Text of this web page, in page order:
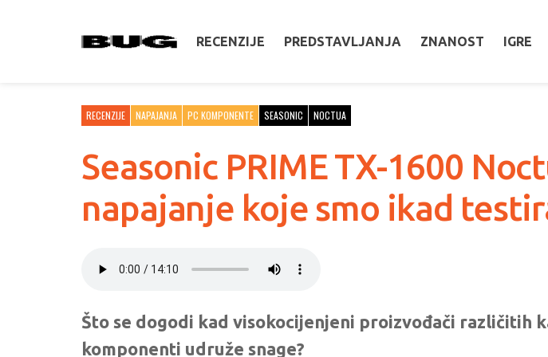
RECENZIJE PREDSTAVLJANJA ZNANOST IGRE
RECENZIJE NAPAJANJA PC KOMPONENTE SEASONIC NOCTUA
Seasonic PRIME TX-1600
napajanje koje smo ikad
Što se dogodi kad visokocijenjeni proizvođači različitih
komponenti udruže snage?